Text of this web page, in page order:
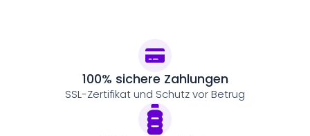
100% sichere Zahlungen
SSL-Zertifikat und Schutz vor Betrug